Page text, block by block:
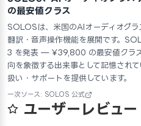
の最安値クラス
SOLOSは、米国のAIオーディオグ
翻訳・音声操作機能を展開です。
3 を発表 — ¥39,800 の最安値クラ
向を象徴する出来事として記憶され
扱い・サポートを提供しています。
一次ソース: SOLOS 公式
ユーザーレビュー